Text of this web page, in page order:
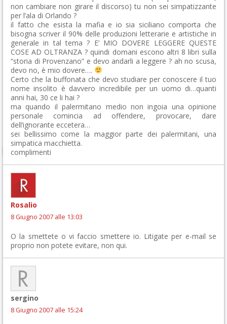
non cambiare non girare il discorso) tu non sei simpatizzante
per l’ala di Orlando ?
il fatto che esista la mafia e io sia siciliano comporta che
bisogna scriver il 90% delle produzioni letterarie e artistiche in
generale in tal tema ? E’ MIO DOVERE LEGGERE QUESTE
COSE AD OLTRANZA ? quindi domani escono altri 8 libri sulla
“storia di Provenzano” e devo andarli a leggere ? ah no scusa,
devo no, è mio dovere….
Certo che la buffonata che devo studiare per conoscere il tuo
nome insolito è davvero incredibile per un uomo di…quanti
anni hai, 30 ce li hai ?
ma quando il palermitano medio non ingoia una opinione
personale comincia ad offendere, provocare, dare
dell’ignorante eccetera…
sei bellissimo come la maggior parte dei palermitani, una
simpatica macchietta.
complimenti
Rosalio
8 Giugno 2007 alle 13:03
O la smettete o vi faccio smettere io. Litigate per e-mail se
proprio non potete evitare, non qui.
sergino
8 Giugno 2007 alle 15:24